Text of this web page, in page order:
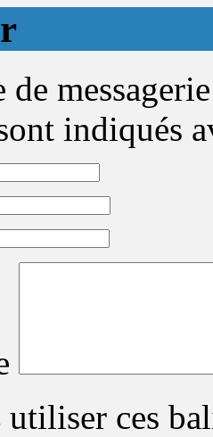
de
indiqués
utiliser ces